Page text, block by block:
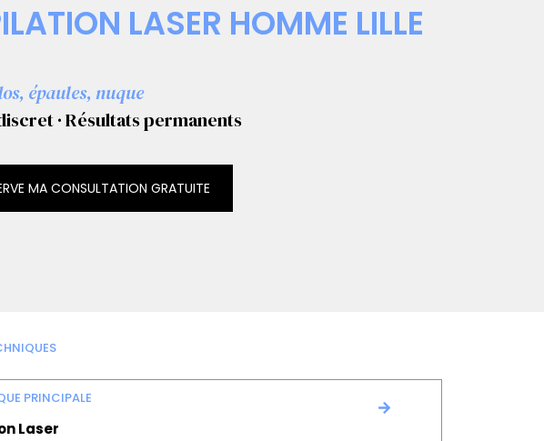
LASER HOMME LILLE
épaules, nuque
· Résultats permanents
MA CONSULTATION GRATUITE
PRINCIPALE
Laser